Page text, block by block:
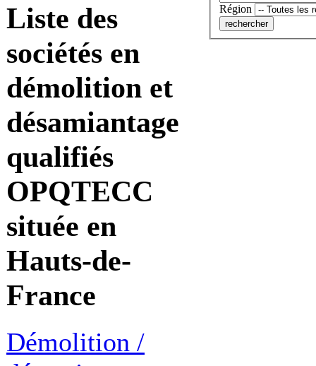
Liste des
sociétés en
démolition et
désamiantage
qualifiés
OPQTECC
située en
Hauts-de-
France
Démolition /
Région